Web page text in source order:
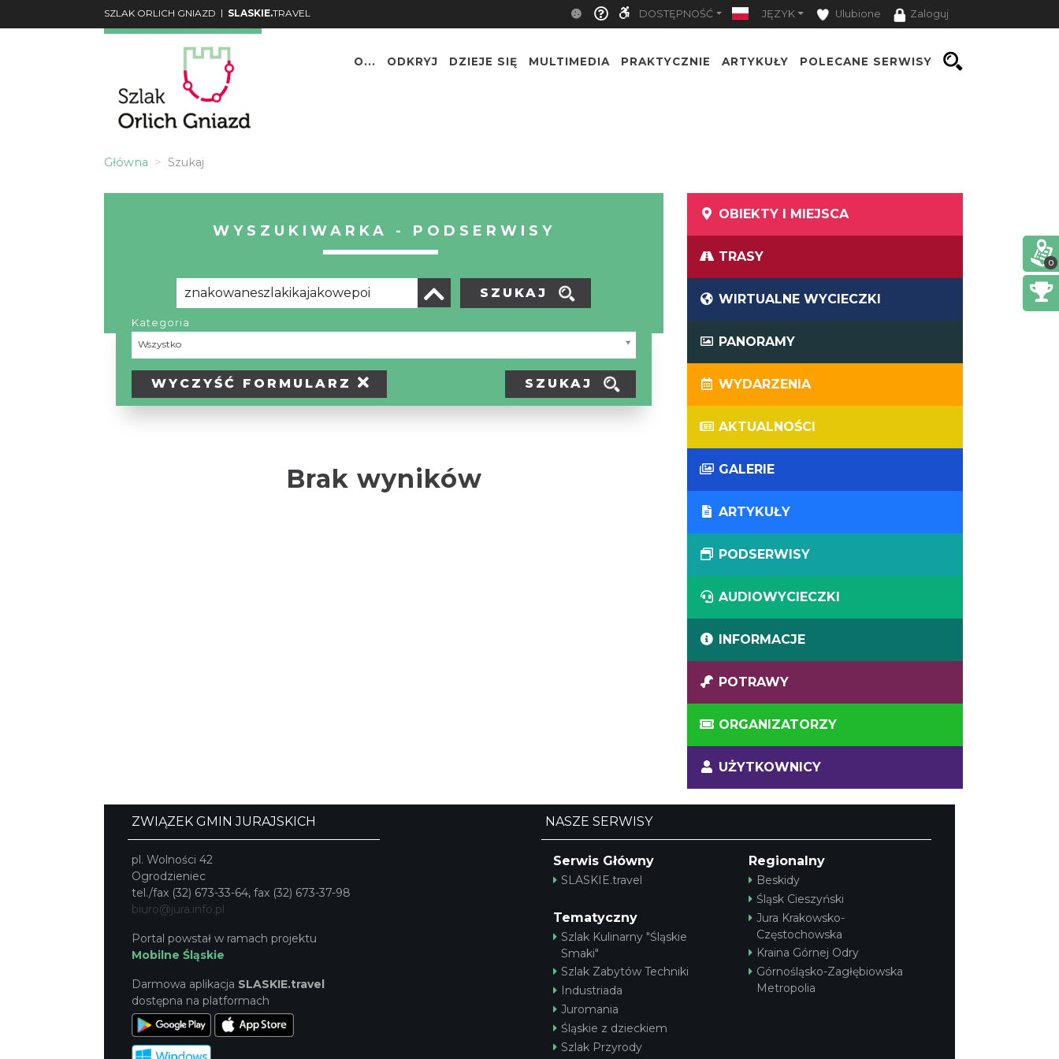
SZLAK ORLICH GNIAZD | SLASKIE.TRAVEL DOSTĘPNOŚĆ JĘZYK Ulubione Zaloguj
O... ODKRYJ DZIEJE SIĘ MULTIMEDIA PRAKTYCZNIE ARTYKUŁY POLECANE SERWISY
Główna Szukaj
WYSZUKIWARKA - PODSERWISY
Kategoria
Wszystko
WYCZYŚĆ FORMULARZ SZUKAJ
SZUKAJ
Brak wyników
OBIEKTY I MIEJSCA
TRASY
WIRTUALNE WYCIECZKI
PANORAMY
WYDARZENIA
AKTUALNOŚCI
GALERIE
ARTYKUŁY
PODSERWISY
AUDIOWYCIECZKI
INFORMACJE
POTRAWY
ORGANIZATORZY
UŻYTKOWNICY
ZWIĄZEK GMIN JURAJSKICH
pl. Wolności 42
Ogrodzieniec
tel./fax (32) 673-33-64, fax (32) 673-37-98
biuro@jura.info.pl
Portal powstał w ramach projektu
Mobilne Śląskie
Darmowa aplikacja SLASKIE.travel
dostępna na platformach
NASZE SERWISY
Serwis Główny
SLASKIE.travel
Tematyczny
Szlak Kulinarny "Śląskie
Smaki"
Szlak Zabytów Techniki
Industriada
Juromania
Śląskie z dzieckiem
Szlak Przyrody
Regionalny
Beskidy
Śląsk Cieszyński
Jura Krakowsko-
Częstochowska
Kraina Górnej Odry
Górnośląsko-Zagłębiowska
Metropolia
0